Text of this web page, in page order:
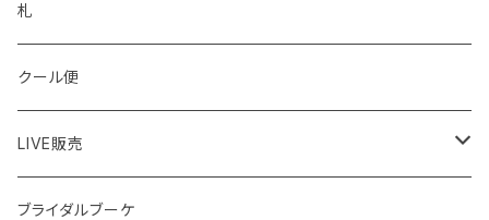
札
クール便
LIVE販売
花苗
ブライダルブーケ